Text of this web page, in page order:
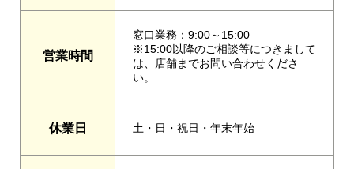
営業時間
窓口業務：9:00～15:00
※15:00以降のご相談等につきまして
は、店舗までお問い合わせくださ
い。
休業日 土・日・祝日・年末年始